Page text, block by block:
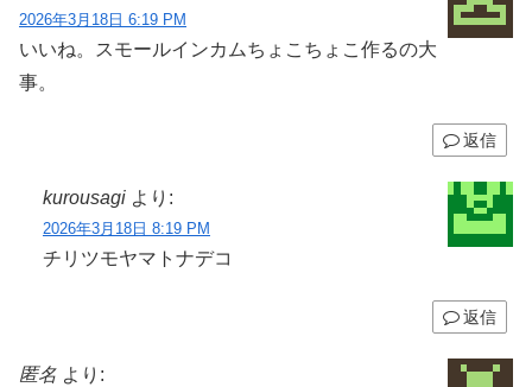
2026年3月18日 6:19 PM
いいね。スモールインカムちょこちょこ作るの大
事。
返信
kurousagi より:
2026年3月18日 8:19 PM
チリツモヤマトナデコ
返信
匿名 より: